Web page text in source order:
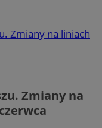
Zmiany na liniach
Zmiany na